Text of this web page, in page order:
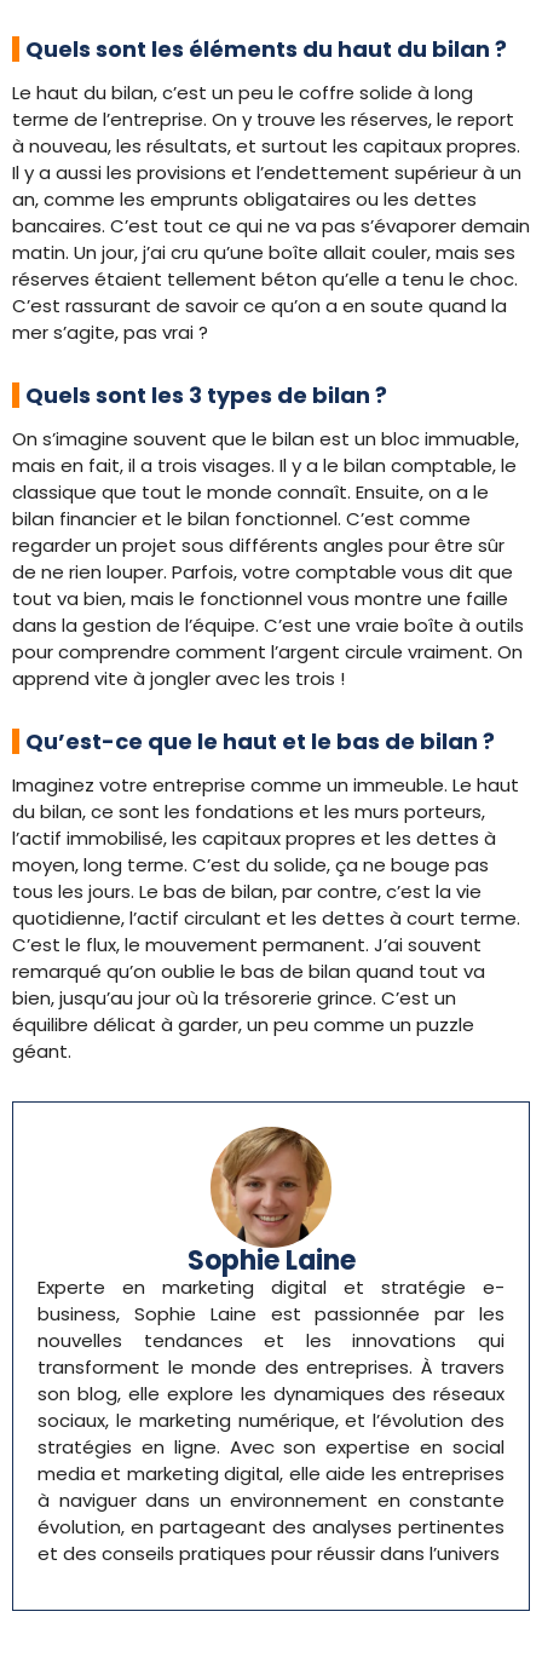
Quels sont les éléments du haut du bilan ?
Le haut du bilan, c’est un peu le coffre solide à long
terme de l’entreprise. On y trouve les réserves, le report
à nouveau, les résultats, et surtout les capitaux propres.
Il y a aussi les provisions et l’endettement supérieur à un
an, comme les emprunts obligataires ou les dettes
bancaires. C’est tout ce qui ne va pas s’évaporer demain
matin. Un jour, j’ai cru qu’une boîte allait couler, mais ses
réserves étaient tellement béton qu’elle a tenu le choc.
C’est rassurant de savoir ce qu’on a en soute quand la
mer s’agite, pas vrai ?
Quels sont les 3 types de bilan ?
On s’imagine souvent que le bilan est un bloc immuable,
mais en fait, il a trois visages. Il y a le bilan comptable, le
classique que tout le monde connaît. Ensuite, on a le
bilan financier et le bilan fonctionnel. C’est comme
regarder un projet sous différents angles pour être sûr
de ne rien louper. Parfois, votre comptable vous dit que
tout va bien, mais le fonctionnel vous montre une faille
dans la gestion de l’équipe. C’est une vraie boîte à outils
pour comprendre comment l’argent circule vraiment. On
apprend vite à jongler avec les trois !
Qu’est-ce que le haut et le bas de bilan ?
Imaginez votre entreprise comme un immeuble. Le haut
du bilan, ce sont les fondations et les murs porteurs,
l’actif immobilisé, les capitaux propres et les dettes à
moyen, long terme. C’est du solide, ça ne bouge pas
tous les jours. Le bas de bilan, par contre, c’est la vie
quotidienne, l’actif circulant et les dettes à court terme.
C’est le flux, le mouvement permanent. J’ai souvent
remarqué qu’on oublie le bas de bilan quand tout va
bien, jusqu’au jour où la trésorerie grince. C’est un
équilibre délicat à garder, un peu comme un puzzle
géant.
Sophie Laine
Experte en marketing digital et stratégie e-
business, Sophie Laine est passionnée par les
nouvelles tendances et les innovations qui
transforment le monde des entreprises. À travers
son blog, elle explore les dynamiques des réseaux
sociaux, le marketing numérique, et l’évolution des
stratégies en ligne. Avec son expertise en social
media et marketing digital, elle aide les entreprises
à naviguer dans un environnement en constante
évolution, en partageant des analyses pertinentes
et des conseils pratiques pour réussir dans l’univers